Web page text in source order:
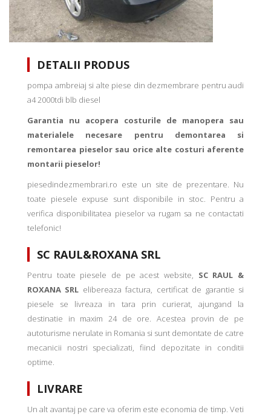
DETALII PRODUS
pompa ambreiaj si alte piese din dezmembrare pentru audi
a4 2000tdi blb diesel
Garantia nu acopera costurile de manopera sau
materialele necesare pentru demontarea si
remontarea pieselor sau orice alte costuri aferente
montarii pieselor!
piesedindezmembrari.ro este un site de prezentare. Nu
toate piesele expuse sunt disponibile in stoc. Pentru a
verifica disponibilitatea pieselor va rugam sa ne contactati
telefonic!
SC RAUL&ROXANA SRL
Pentru toate piesele de pe acest website, SC RAUL &
ROXANA SRL elibereaza factura, certificat de garantie si
piesele se livreaza in tara prin curierat, ajungand la
destinatie in maxim 24 de ore. Acestea provin de pe
autoturisme nerulate in Romania si sunt demontate de catre
mecanicii nostri specializati, fiind depozitate in conditii
optime.
LIVRARE
Un alt avantaj pe care va oferim este economia de timp. Veti